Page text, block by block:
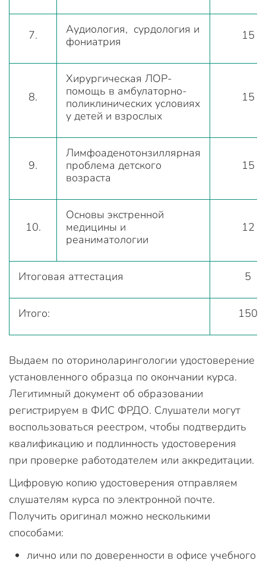
7.
Аудиология, сурдология и
фониатрия
15
8.
Хирургическая ЛОР-
помощь в амбулаторно-
поликлинических условиях
у детей и взрослых
15
9.
Лимфоаденотонзиллярная
проблема детского
возраста
15
10.
Основы экстренной
медицины и
реаниматологии
12
Итоговая аттестация 5
Итого: 150
Выдаем по оториноларингологии удостоверение
установленного образца по окончании курса.
Легитимный документ об образовании
регистрируем в ФИС ФРДО. Слушатели могут
воспользоваться реестром, чтобы подтвердить
квалификацию и подлинность удостоверения
при проверке работодателем или аккредитации.
Цифровую копию удостоверения отправляем
слушателям курса по электронной почте.
Получить оригинал можно несколькими
способами:
лично или по доверенности в офисе учебного